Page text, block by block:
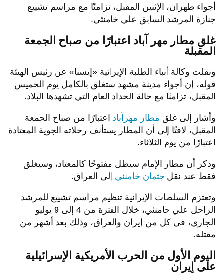
أجواء طهران، الإثنين المقبل، تزامنًا مع مراسم تشييع
جنازة المرشد السابق علي خامنئي.
غلق مطار مهر آباد اعتبارًا من صباح الجمعة
المقبلة
ونقلت وكالة أنباء الطلبة الإيرانية «إيسنا» عن رئيس الهيئة
قوله، إن أجواء مدينة مشهد ستغلق بالكامل يوم الخميس
المقبل، تزامنًا مع حالة الحداد العام التي تشهدها البلاد.
وأشار إلى غلق مطار مهرآباد اعتبارًا من صباح الجمعة
المقبل، لافتًا إلى أن المطار يستأنف رحلاته الجوية المعتادة
اعتبارًا من يوم الثلاثاء.
وذكر أن مطار الإمام سيظل مفتوحًا كالمعتاد، وسيغلق
فقط عند نقل جثمان خامنئي إلى العراق.
وتعتزم السلطات الإيرانية تنظيم مراسم تشييع للمرشد
الراحل علي خامنئي، خلال الفترة من 4 إلى 9 يوليو
الجاري، في كل من إيران والعراق، وذلك بعد أشهر من
مقتله.
اليوم الأول من الحرب الأمريكية الإسرائيلية
على إيران